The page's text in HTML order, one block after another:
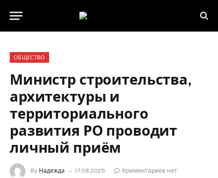
ОБЩЕСТВО
Министр строительства,
архитектуры и
территориального
развития РО проводит
личный приём
By Надежда 17.08.2025
Комментариев нет